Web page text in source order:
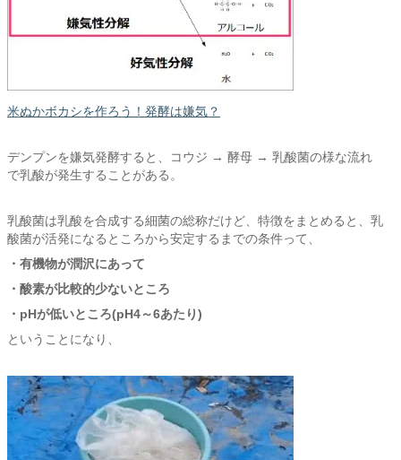
米ぬかボカシを作ろう！発酵は嫌気？
デンプンを嫌気発酵すると、コウジ → 酵母 → 乳酸菌の様な流れ
で乳酸が発生することがある。
乳酸菌は乳酸を合成する細菌の総称だけど、特徴をまとめると、乳
酸菌が活発になるところから安定するまでの条件って、
・有機物が潤沢にあって
・酸素が比較的少ないところ
・pHが低いところ(pH4～6あたり)
ということになり、